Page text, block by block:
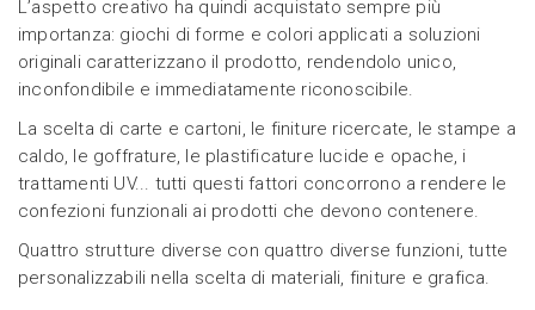
L’aspetto creativo ha quindi acquistato sempre più
importanza: giochi di forme e colori applicati a soluzioni
originali caratterizzano il prodotto, rendendolo unico,
inconfondibile e immediatamente riconoscibile.
La scelta di carte e cartoni, le finiture ricercate, le stampe a
caldo, le goffrature, le plastificature lucide e opache, i
trattamenti UV... tutti questi fattori concorrono a rendere le
confezioni funzionali ai prodotti che devono contenere.
Quattro strutture diverse con quattro diverse funzioni, tutte
personalizzabili nella scelta di materiali, finiture e grafica.